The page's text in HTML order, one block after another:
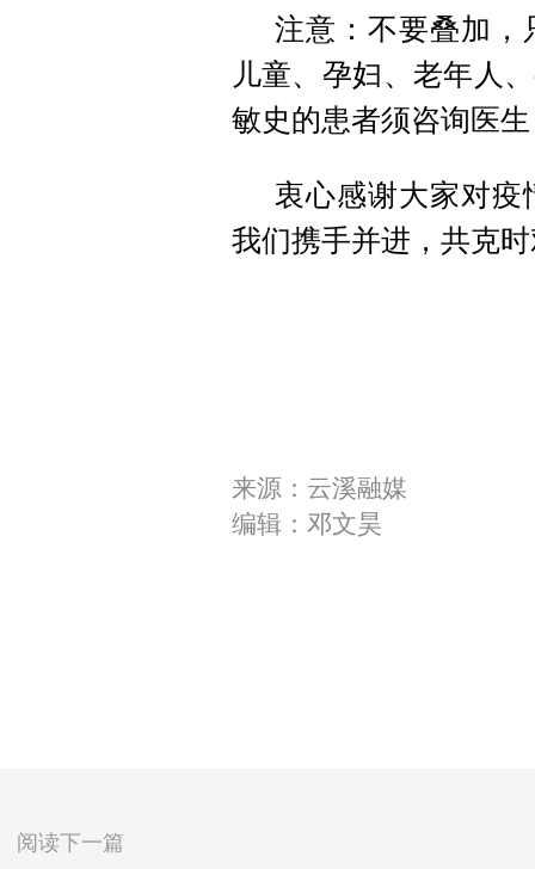
注意：不要叠加，
儿童、孕妇、老年人
敏史的患者须咨询医
衷心感谢大家对疫
我们携手并进，共克
来源：云溪融媒
编辑：邓文昊
阅读下一篇